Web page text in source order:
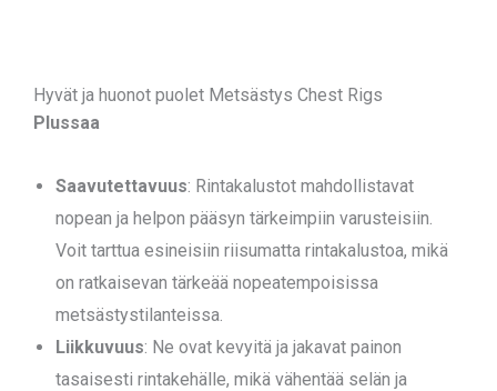
Hyvät ja huonot puolet Metsästys Chest Rigs
Plussaa
Saavutettavuus: Rintakalustot mahdollistavat
nopean ja helpon pääsyn tärkeimpiin varusteisiin.
Voit tarttua esineisiin riisumatta rintakalustoa, mikä
on ratkaisevan tärkeää nopeatempoisissa
metsästystilanteissa.
Liikkuvuus: Ne ovat kevyitä ja jakavat painon
tasaisesti rintakehälle, mikä vähentää selän ja